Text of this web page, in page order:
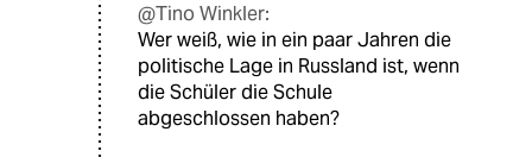
@Tino Winkler:
Wer weiß, wie in ein paar Jahren die
politische Lage in Russland ist, wenn
die Schüler die Schule
abgeschlossen haben?